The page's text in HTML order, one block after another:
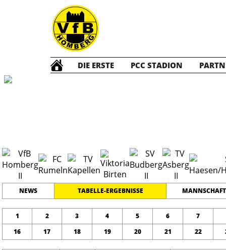
DIE ERSTE PCC STADION
NEWS TABELLE-ERGEBNISSE MANNSCHAFT
1 2 3 4 5 6
7
16
17 18 19 20 21 22